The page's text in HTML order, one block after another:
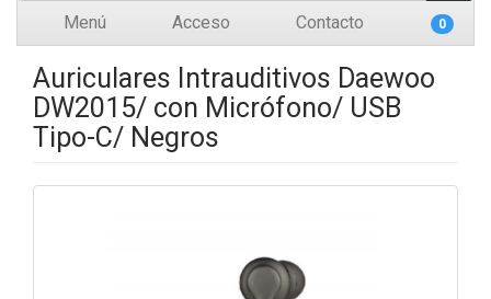
Menú Acceso Contacto 0
Auriculares Intrauditivos Daewoo
DW2015/ con Micrófono/ USB
Tipo-C/ Negros